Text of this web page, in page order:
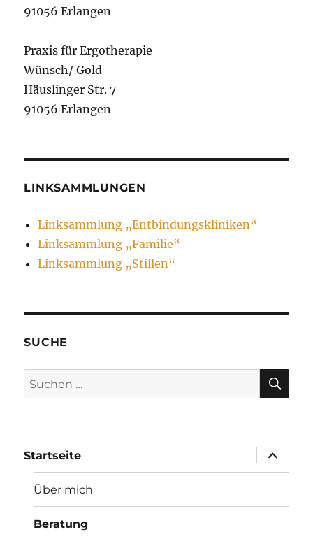
91056 Erlangen
Praxis für Ergotherapie
Wünsch/ Gold
Häuslinger Str. 7
91056 Erlangen
LINKSAMMLUNGEN
Linksammlung „Entbindungskliniken“
Linksammlung „Familie“
Linksammlung „Stillen“
SUCHE
Suche
nach:
Startseite
öffnen
Über mich
Beratung